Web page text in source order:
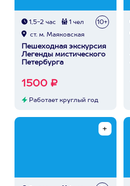
1,5-2 час 1 чел 10+
ст. м. Маяковская
Пешеходная экскурсия
Легенды мистического
Петербурга
1500 ₽
Работает круглый год